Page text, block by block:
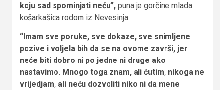
koju sad spominjati neću”, puna je gorčine mlada
košarkašica rodom iz Nevesinja.
“Imam sve poruke, sve dokaze, sve snimljene
pozive i voljela bih da se na ovome završi, jer
neće biti dobro ni po jedne ni druge ako
nastavimo. Mnogo toga znam, ali ćutim, nikoga ne
vrijedjam, ali neću dozvoliti niko ni da mene